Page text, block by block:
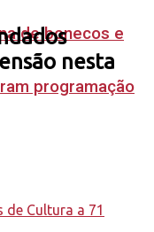
de bonecos e
programação
nesta